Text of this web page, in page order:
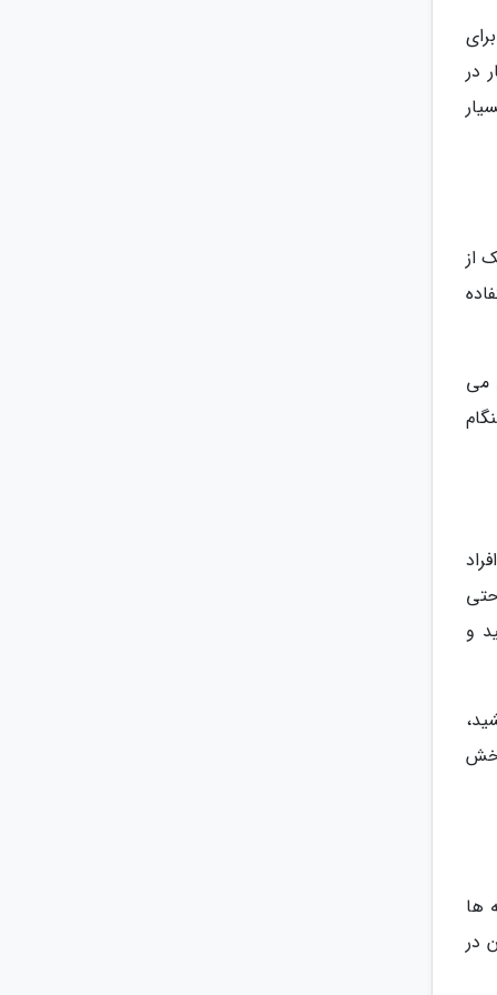
در
از
می
و
ها
در